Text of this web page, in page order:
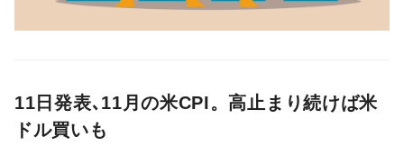
11日発表､11月の米CPI。高止まり続けば米
ドル買いも